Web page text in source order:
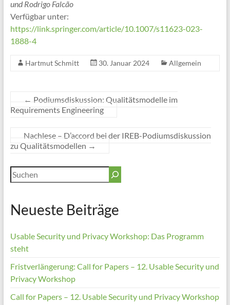
und Rodrigo Falcão
Verfügbar unter:
https://link.springer.com/article/10.1007/s11623-023-
1888-4
Hartmut Schmitt 30. Januar 2024 Allgemein
← Podiumsdiskussion: Qualitätsmodelle im
Requirements Engineering
Nachlese – D’accord bei der IREB-Podiumsdiskussion
zu Qualitätsmodellen →
Suchen
Neueste Beiträge
Usable Security und Privacy Workshop: Das Programm
steht
Fristverlängerung: Call for Papers – 12. Usable Security und
Privacy Workshop
Call for Papers – 12. Usable Security und Privacy Workshop